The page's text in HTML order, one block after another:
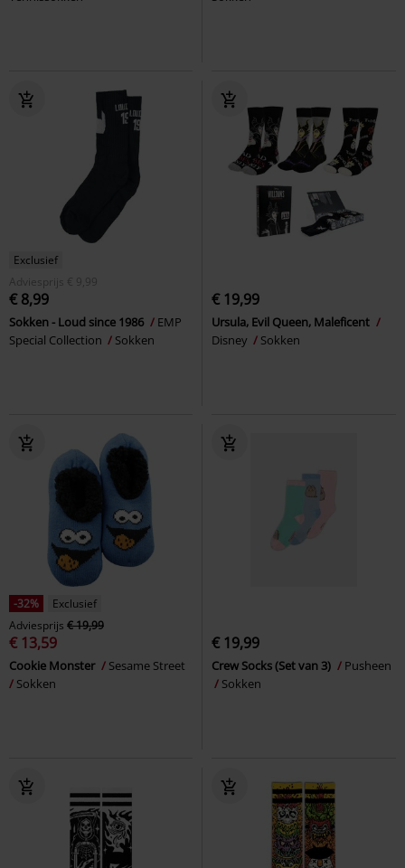
Exclusief
Adviesprijs
€ 9,99
€ 8,99
Sokken - Loud since 1986
EMP
Special Collection
Sokken
€ 19,99
Ursula, Evil Queen, Maleficent
Disney
Sokken
-32%
Exclusief
Adviesprijs € 19,99
€ 13,59
Cookie Monster
Sesame Street
Sokken
€ 19,99
Crew Socks (Set van 3)
Pusheen
Sokken